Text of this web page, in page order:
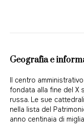
Geografia e
Il centro
fondata alla fine del X
russa. Le sue
nella lista del
anno centinaia di